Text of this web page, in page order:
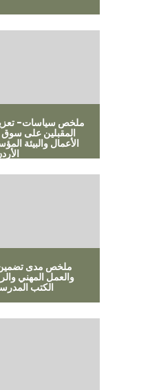
ملخص سياسات-
المقبلين على سوق
الأعمال والبيئة
ملخص مدى تضمين
والعمل المهني
الكتب